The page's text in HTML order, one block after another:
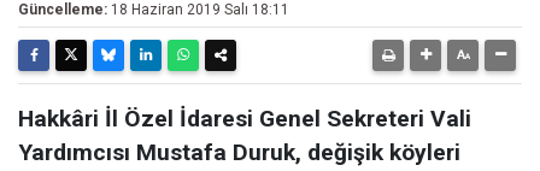
Güncelleme: 18 Haziran 2019 Salı 18:11
Hakkâri İl Özel İdaresi Genel Sekreteri Vali
Yardımcısı Mustafa Duruk, değişik köyleri